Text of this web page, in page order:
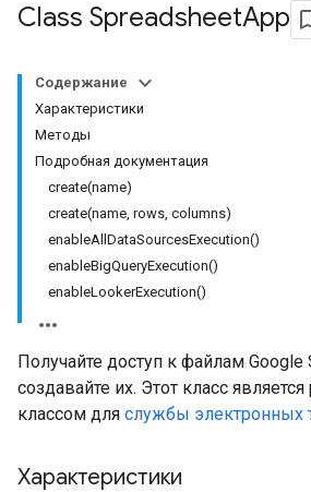
Class SpreadsheetApp
Содержание
Характеристики
Методы
Подробная документация
create(name)
create(name, rows, columns)
enableAllDataSourcesExecution()
enableBigQueryExecution()
enableLookerExecution()
Получайте доступ к файлам Google
создавайте их. Этот класс
классом для службы электронных
Характеристики